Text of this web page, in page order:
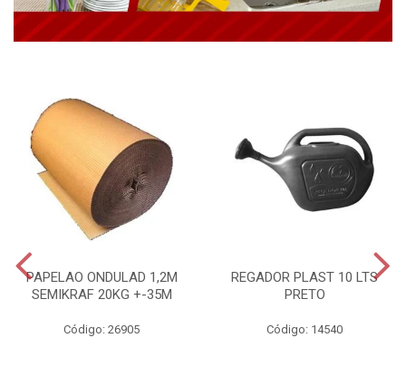
PAPELAO ONDULAD 1,2M
SEMIKRAF 20KG +-35M
Código: 26905
REGADOR PLAST 10 LTS
PRETO
Código: 14540